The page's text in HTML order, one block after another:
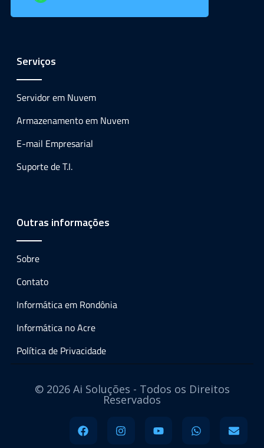
Serviços
Servidor em Nuvem
Armazenamento em Nuvem
E-mail Empresarial
Suporte de T.I.
Outras informações
Sobre
Contato
Informática em Rondônia
Informática no Acre
Política de Privacidade
© 2026 Ai Soluções - Todos os Direitos
Reservados